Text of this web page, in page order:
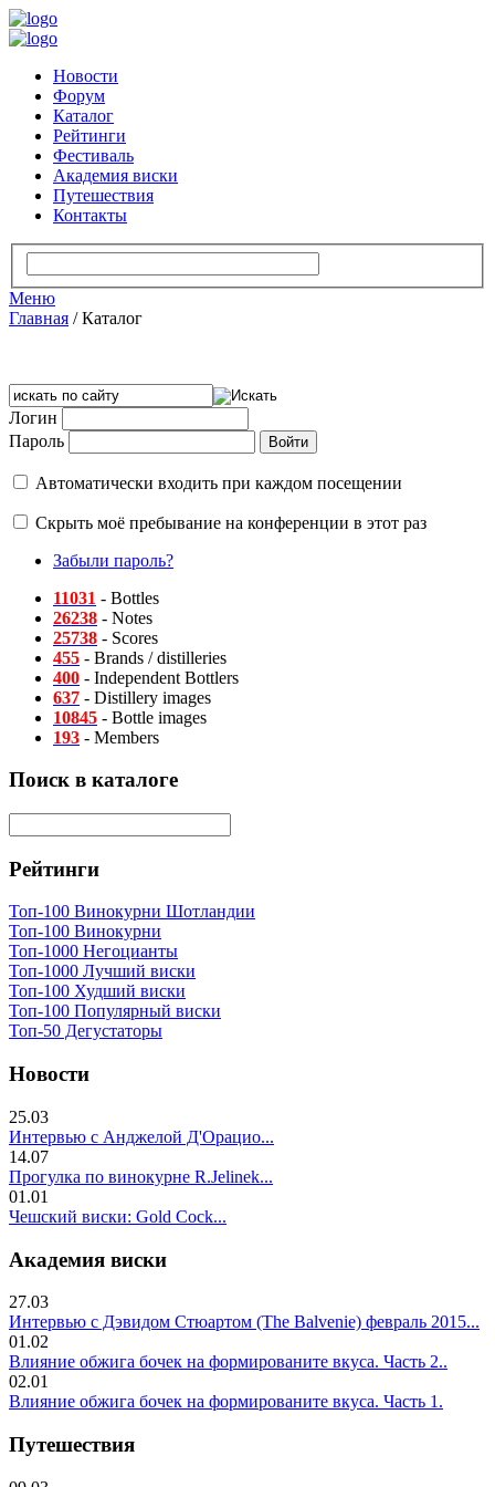
Новости
Форум
Каталог
Рейтинги
Фестиваль
Академия виски
Путешествия
Контакты
Меню
Главная /Каталог
Логин
Пароль
Автоматически входить при каждом посещении
Скрыть моё пребывание на конференции в этот раз
Забыли пароль?
11031 - Bottles
26238 - Notes
25738 - Scores
455 - Brands / distilleries
400 - Independent Bottlers
637 - Distillery images
10845 - Bottle images
193 - Members
Поиск в каталоге
Рейтинги
Топ-100 Винокурни Шотландии
Топ-100 Винокурни
Топ-1000 Негоцианты
Топ-1000 Лучший виски
Топ-100 Худший виски
Топ-100 Популярный виски
Топ-50 Дегустаторы
Новости
25.03
Интервью с Анджелой Д'Орацио...
14.07
Прогулка по винокурне R.Jelinek...
01.01
Чешский виски: Gold Cock...
Академия виски
27.03
Интервью с Дэвидом Стюартом (The Balvenie) февраль 2015...
01.02
Влияние обжига бочек на формированите вкуса. Часть 2..
02.01
Влияние обжига бочек на формированите вкуса. Часть 1.
Путешествия